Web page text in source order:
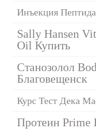
Инъекция Пептида
Sally Hansen
Oil Купить
Станозолол
Благовещенск
Курс Тест Дека
Протеин Prime